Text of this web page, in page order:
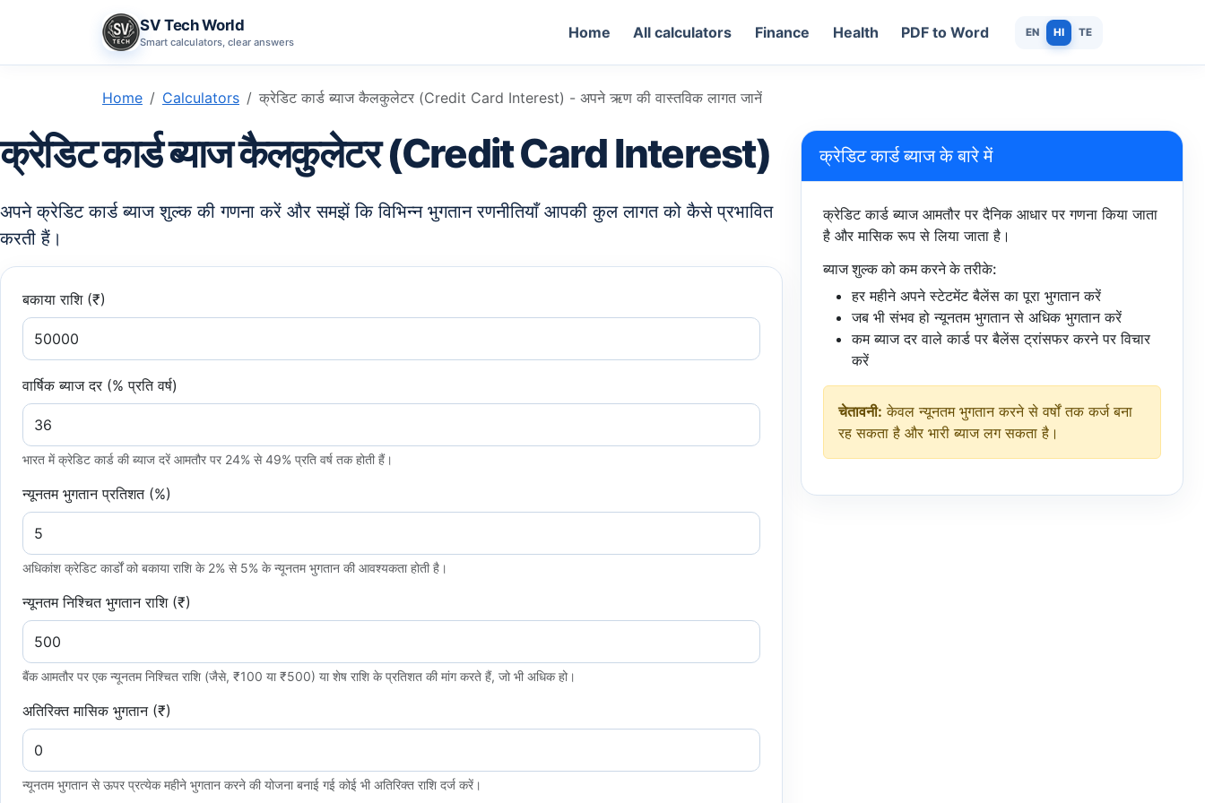
SV Tech World
Smart calculators, clear answers
EN HI TE
Home All calculators Finance Health PDF to Word
Home Calculators क्रेडिट कार्ड ब्याज कैलकुलेटर (Credit Card Interest) - अपने ऋण की वास्तविक लागत जानें
क्रेडिट कार्ड ब्याज कैलकुलेटर (Credit Card Interest)
अपने क्रेडिट कार्ड ब्याज शुल्क की गणना करें और समझें कि विभिन्न भुगतान रणनीतियाँ आपकी कुल लागत को कैसे प्रभावित
करती हैं।
बकाया राशि (₹)
वार्षिक ब्याज दर (% प्रति वर्ष)
भारत में क्रेडिट कार्ड की ब्याज दरें आमतौर पर 24% से 49% प्रति वर्ष तक होती हैं।
न्यूनतम भुगतान प्रतिशत (%)
अधिकांश क्रेडिट कार्डों को बकाया राशि के 2% से 5% के न्यूनतम भुगतान की आवश्यकता होती है।
न्यूनतम निश्चित भुगतान राशि (₹)
बैंक आमतौर पर एक न्यूनतम निश्चित राशि (जैसे, ₹100 या ₹500) या शेष राशि के प्रतिशत की मांग करते हैं, जो भी अधिक हो।
अतिरिक्त मासिक भुगतान (₹)
न्यूनतम भुगतान से ऊपर प्रत्येक महीने भुगतान करने की योजना बनाई गई कोई भी अतिरिक्त राशि दर्ज करें।
क्रेडिट कार्ड ब्याज के बारे में
क्रेडिट कार्ड ब्याज आमतौर पर दैनिक आधार पर गणना किया जाता
है और मासिक रूप से लिया जाता है।
ब्याज शुल्क को कम करने के तरीके:
हर महीने अपने स्टेटमेंट बैलेंस का पूरा भुगतान करें
जब भी संभव हो न्यूनतम भुगतान से अधिक भुगतान करें
कम ब्याज दर वाले कार्ड पर बैलेंस ट्रांसफर करने पर विचार
करें
चेतावनी: केवल न्यूनतम भुगतान करने से वर्षों तक कर्ज बना
रह सकता है और भारी ब्याज लग सकता है।